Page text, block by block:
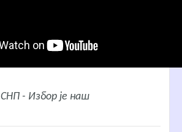
СНП - Избор је наш